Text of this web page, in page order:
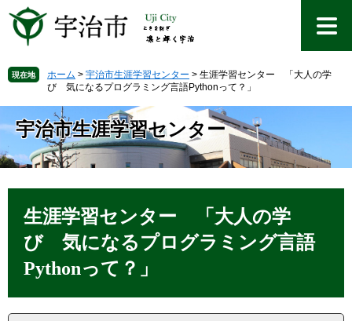
先
で
す
を
ば
し
本
へ
現在地 ホーム > 宇治市生涯学習センター > 生涯学習センター 「大人の学
び 気になるプログラミング言語Pythonって？」
宇治市生涯学習センター
生涯学習センター 「大人の学
び 気になるプログラミング言語
Pythonって？」